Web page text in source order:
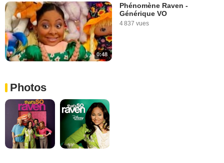
0:48
Phénomène Raven -
Générique VO
4 837 vues
Photos